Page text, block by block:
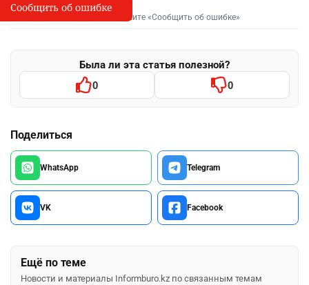
I
Сообщить об опечатке
Выделите фрагмент и нажмите «Сообщить об ошибке»
Была ли эта статья полезной?
0 0
Поделиться
WhatsApp Telegram
VK Facebook
Ещё по теме
Новости и материалы Informburo.kz по связанным темам
Сообщить об ошибке